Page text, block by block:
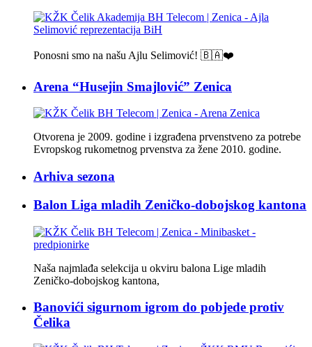
Ponosni smo na našu Ajlu Selimović! 🇧🇦❤️
Arena “Husejin Smajlović” Zenica
Otvorena je 2009. godine i izgrađena prvenstveno za potrebe
Evropskog rukometnog prvenstva za žene 2010. godine.
Arhiva sezona
Balon Liga mladih Zeničko-dobojskog kantona
Naša najmlađa selekcija u okviru balona Lige mladih
Zeničko-dobojskog kantona,
Banovići sigurnom igrom do pobjede protiv
Čelika